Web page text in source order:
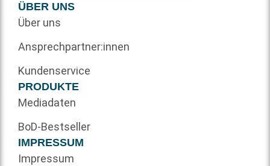
ÜBER UNS
Über uns
Ansprechpartner:innen
Kundenservice
PRODUKTE
Mediadaten
BoD-Bestseller
IMPRESSUM
Impressum